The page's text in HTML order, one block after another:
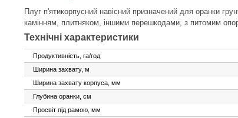
Плуг п'ятикорпусний навісний призначений для оранки
камінням, плитняком, іншими перешкодами, з питомим
Технічні характеристики
Продуктивність, га/год
Ширина захвату, м
Ширина захвату корпуса, мм
Глубина оранки, см
Просвіт під рамою, мм